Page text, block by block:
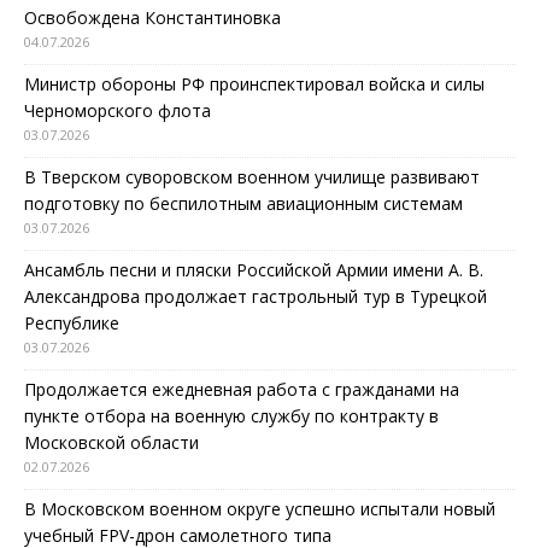
Освобождена Константиновка
04.07.2026
Министр обороны РФ проинспектировал войска и силы
Черноморского флота
03.07.2026
В Тверском суворовском военном училище развивают
подготовку по беспилотным авиационным системам
03.07.2026
Ансамбль песни и пляски Российской Армии имени А. В.
Александрова продолжает гастрольный тур в Турецкой
Республике
03.07.2026
Продолжается ежедневная работа с гражданами на
пункте отбора на военную службу по контракту в
Московской области
02.07.2026
В Московском военном округе успешно испытали новый
учебный FPV-дрон самолетного типа